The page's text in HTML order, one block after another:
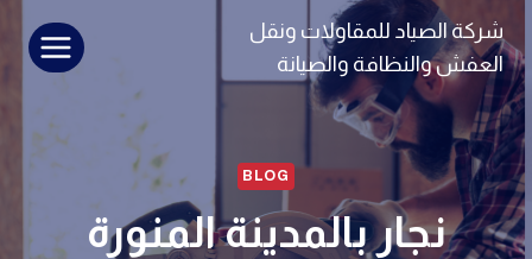
التجاوز
إلى
المحتوى
شركة الصياد للمقاولات ونقل
العفش والنظافة والصيانة
BLOG
نجار بالمدينة المنورة